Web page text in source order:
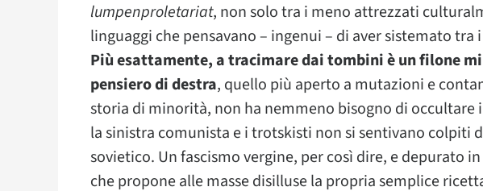
lumpenproletariat, non solo tra i meno attrezzati
linguaggi che pensavano – ingenui – di aver sistemato
Più esattamente, a tracimare dai tombini è un filone
pensiero di destra, quello più aperto a mutazioni e
storia di minorità, non ha nemmeno bisogno di occultare
la sinistra comunista e i trotskisti non si sentivano colpiti
sovietico. Un fascismo vergine, per così dire, e depurato
che propone alle masse disilluse la propria semplice